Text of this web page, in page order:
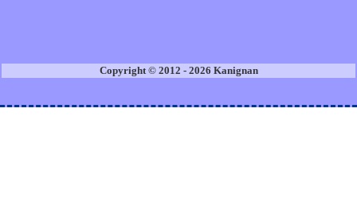
Copyright © 2012 - 2026 Kanignan